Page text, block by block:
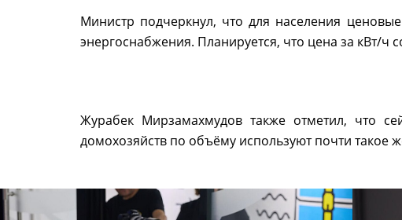
Министр подчеркнул, что для населения
энергоснабжения. Планируется, что цена за кВт/ч
Журабек Мирзамахмудов также отметил, что
домохозяйств по объёму используют почти такое